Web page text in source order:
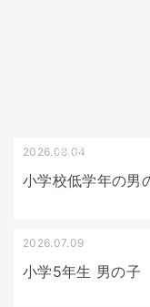
受け口（しゃくれ
2026.08.04
小学校低学年の男
2026.07.09
小学5年生 男の子